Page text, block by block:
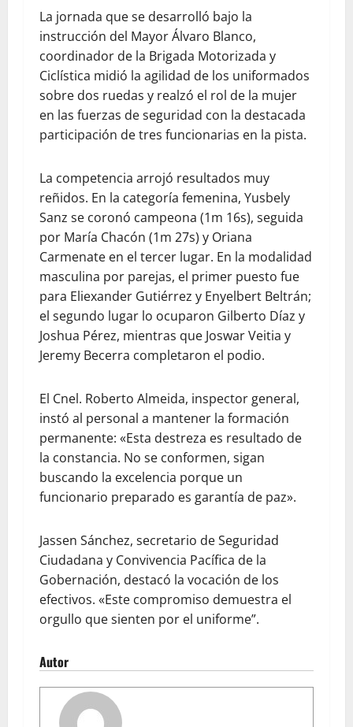
La jornada que se desarrolló bajo la
instrucción del Mayor Álvaro Blanco,
coordinador de la Brigada Motorizada y
Ciclística midió la agilidad de los uniformados
sobre dos ruedas y realzó el rol de la mujer
en las fuerzas de seguridad con la destacada
participación de tres funcionarias en la pista.
La competencia arrojó resultados muy
reñidos. En la categoría femenina, Yusbely
Sanz se coronó campeona (1m 16s), seguida
por María Chacón (1m 27s) y Oriana
Carmenate en el tercer lugar. En la modalidad
masculina por parejas, el primer puesto fue
para Eliexander Gutiérrez y Enyelbert Beltrán;
el segundo lugar lo ocuparon Gilberto Díaz y
Joshua Pérez, mientras que Joswar Veitia y
Jeremy Becerra completaron el podio.
El Cnel. Roberto Almeida, inspector general,
instó al personal a mantener la formación
permanente: «Esta destreza es resultado de
la constancia. No se conformen, sigan
buscando la excelencia porque un
funcionario preparado es garantía de paz».
Jassen Sánchez, secretario de Seguridad
Ciudadana y Convivencia Pacífica de la
Gobernación, destacó la vocación de los
efectivos. «Este compromiso demuestra el
orgullo que sienten por el uniforme”.
Autor